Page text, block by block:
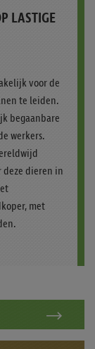
LASTIGE
voor de
te leiden.
begaanbare
werkers.
deze dieren in
met